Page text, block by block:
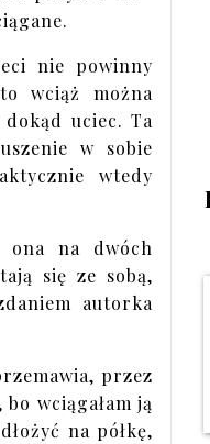
nie powinny
wciąż można
uciec. Ta
w sobie
wtedy
ona na dwóch
się ze sobą,
autorka
przez
wciągałam ją
na półkę,